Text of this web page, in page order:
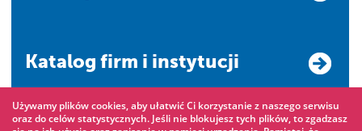
Katalog firm i instytucji
Używamy plików cookies, aby ułatwić Ci korzystanie z naszego serwisu
oraz do celów statystycznych. Jeśli nie blokujesz tych plików, to zgadzasz